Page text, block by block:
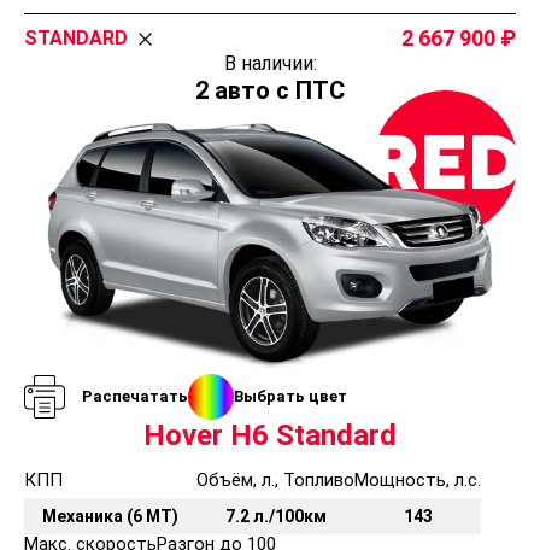
STANDARD 2 667 900
В наличии:
2 авто с ПТС
Распечатать Выбрать цвет
Hover H6 Standard
КПП
Механика (6 MT)
Объём, л., Топливо
7.2 л./100км
Мощность, л.с.
143
Макс. скоростьРазгон до 100